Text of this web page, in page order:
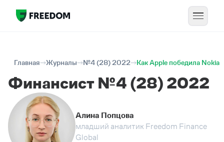
Главная Журналы №4 (28) 2022 Как Apple победила Nokia
Финансист №4 (28) 2022
Алина Попцова
младший аналитик Freedom Finance
Global